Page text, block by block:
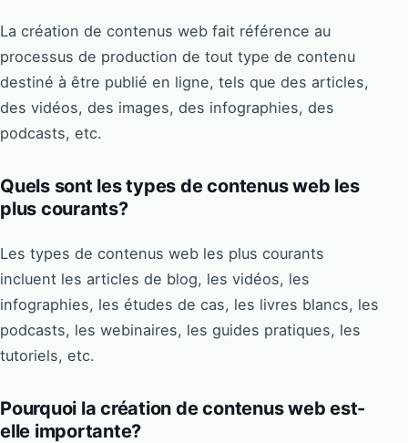
La création de contenus web fait référence au
processus de production de tout type de contenu
destiné à être publié en ligne, tels que des articles,
des vidéos, des images, des infographies, des
podcasts, etc.
Quels sont les types de contenus web les
plus courants?
Les types de contenus web les plus courants
incluent les articles de blog, les vidéos, les
infographies, les études de cas, les livres blancs, les
podcasts, les webinaires, les guides pratiques, les
tutoriels, etc.
Pourquoi la création de contenus web est-
elle importante?